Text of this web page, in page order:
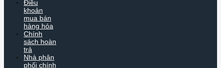
Điều
khoản
mua bán
hàng hóa
Chính
sách hoàn
trả
Nhà phân
phối chính